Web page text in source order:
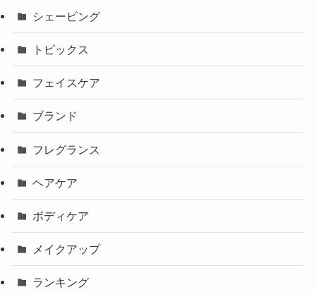
シェービング
トピックス
フェイスケア
ブランド
フレグランス
ヘアケア
ボディケア
メイクアップ
ランキング